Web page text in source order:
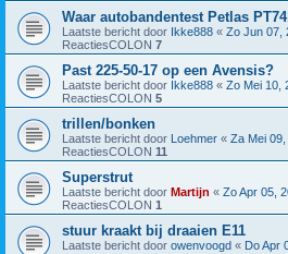
Waar autobandentest Petlas
Laatste bericht door Ikke888 « Zo Jun 07,
ReactiesCOLON 7
Past 225-50-17 op een Avensis?
Laatste bericht door Ikke888 « Zo Mei 10,
ReactiesCOLON 5
trillen/bonken
Laatste bericht door Loehmer « Za Mei
ReactiesCOLON 11
Superstrut
Laatste bericht door Martijn « Zo Apr 05,
ReactiesCOLON 1
stuur kraakt bij draaien E11
Laatste bericht door owenvoogd « Do Apr